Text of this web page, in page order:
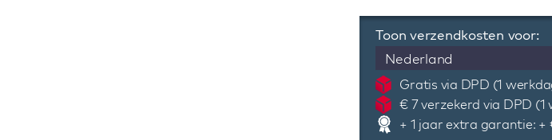
Toon verzendkosten voor:
Nederland
Gratis via DPD (1
€ 7 verzekerd via DPD (1
+ 1 jaar extra garantie: +